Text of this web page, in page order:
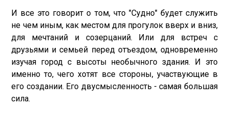
И все это говорит о том, что "Судно" будет служить
не чем иным, как местом для прогулок вверх и вниз,
для мечтаний и созерцаний. Или для встреч с
друзьями и семьей перед отъездом, одновременно
изучая город с высоты необычного здания. И это
именно то, чего хотят все стороны, участвующие в
его создании. Его двусмысленность - самая большая
сила.